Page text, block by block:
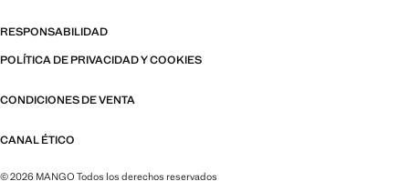
RESPONSABILIDAD
POLÍTICA DE PRIVACIDAD Y COOKIES
CONDICIONES DE VENTA
CANAL ÉTICO
© 2026 MANGO Todos los derechos reservados